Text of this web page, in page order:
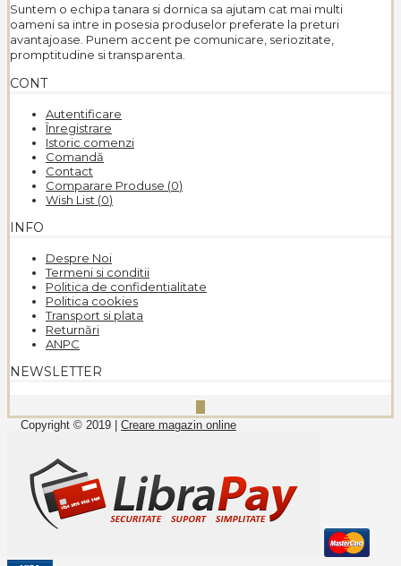
Suntem o echipa tanara si dornica sa ajutam cat mai multi
oameni sa intre in posesia produselor preferate la preturi
avantajoase. Punem accent pe comunicare, seriozitate,
promptitudine si transparenta.
CONT
Autentificare
Înregistrare
Istoric comenzi
Comandă
Contact
Comparare Produse (0)
Wish List (0)
INFO
Despre Noi
Termeni si conditii
Politica de confidentialitate
Politica cookies
Transport si plata
Returnări
ANPC
NEWSLETTER
Copyright © 2019 | Creare magazin online